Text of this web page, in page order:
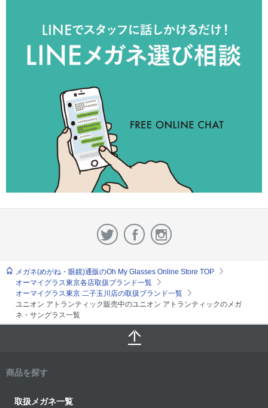
メガネ(めがね・眼鏡)通販のOh My Glasses Online Store TOP
オーマイグラス東京各店取扱ブランド一覧
オーマイグラス東京 二子玉川店の取扱ブランド一覧
ユニオン アトランティック販売中のユニオン アトランティックのメガ
ネ・サングラス一覧
商品を探す
取扱メガネ一覧